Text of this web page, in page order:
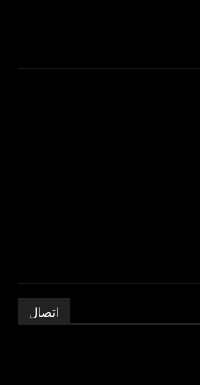
اتصال